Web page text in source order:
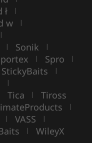
ł |
w |
|
| Sonik |
| Spro |
StickyBaits |
|
Tica | Tiross
|
| VASS |
| WileyX